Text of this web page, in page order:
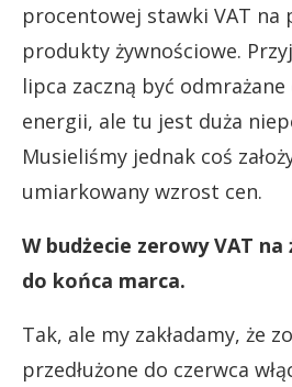
procentowej stawki VAT na
produkty żywnościowe.
lipca zaczną być
energii, ale tu jest duża
Musieliśmy jednak coś
umiarkowany wzrost cen.
W budżecie zerowy VAT
do końca marca.
Tak, ale my zakładamy, że
przedłużone do czerwca